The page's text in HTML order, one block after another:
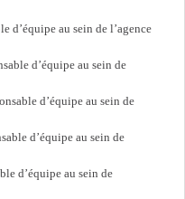
d’équipe au sein de l’agence
d’équipe au sein de
d’équipe au sein de
d’équipe au sein de
d’équipe au sein de